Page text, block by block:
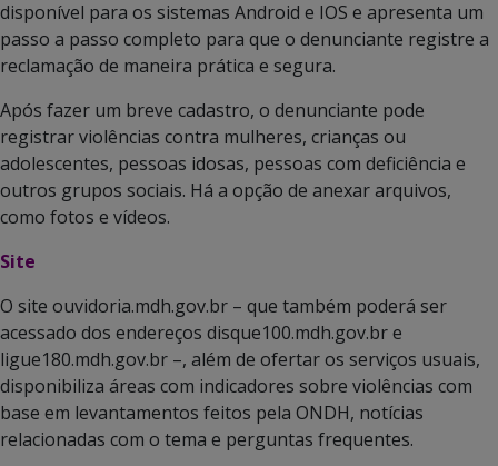
disponível para os sistemas Android e IOS e apresenta um
passo a passo completo para que o denunciante registre a
reclamação de maneira prática e segura.
Após fazer um breve cadastro, o denunciante pode
registrar violências contra mulheres, crianças ou
adolescentes, pessoas idosas, pessoas com deficiência e
outros grupos sociais. Há a opção de anexar arquivos,
como fotos e vídeos.
Site
O site ouvidoria.mdh.gov.br – que também poderá ser
acessado dos endereços disque100.mdh.gov.br e
ligue180.mdh.gov.br –, além de ofertar os serviços usuais,
disponibiliza áreas com indicadores sobre violências com
base em levantamentos feitos pela ONDH, notícias
relacionadas com o tema e perguntas frequentes.